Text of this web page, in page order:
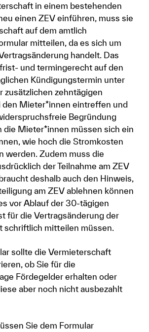
in einem bestehenden
einen ZEV einführen, muss sie
auf dem amtlich
mitteilen, da es sich um
handelt. Das
und termingerecht auf den
Kündigungstermin unter
zusätzlichen zehntägigen
Mieter*innen eintreffen und
Begründung
die Mieter*innen müssen sich ein
wie hoch die Stromkosten
werden. Zudem muss die
der Teilnahme am ZEV
deshalb auch den Hinweis,
am ZEV ablehnen können
vor Ablauf der 30-tägigen
für die Vertragsänderung der
schriftlich mitteilen müssen.
sollte die Vermieterschaft
ob Sie für die
Fördegelder erhalten oder
aber noch nicht ausbezahlt
Sie dem Formular